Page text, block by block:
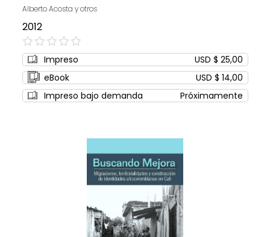
Alberto Acosta y otros
2012
0%
Impreso
USD $ 25,00
eBook
USD $ 14,00
Impreso bajo demanda
Próximamente